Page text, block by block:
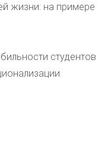
жизни: на примере
студентов